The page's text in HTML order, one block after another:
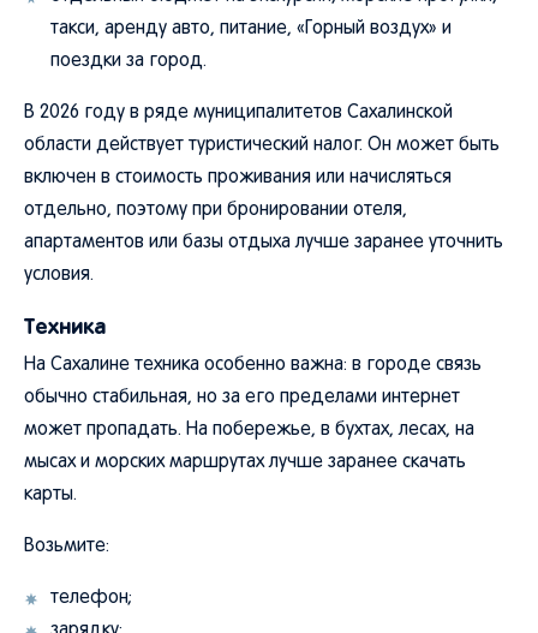
такси, аренду авто, питание, «Горный воздух» и
поездки за город.
В 2026 году в ряде муниципалитетов Сахалинской
области действует туристический налог. Он может быть
включен в стоимость проживания или начисляться
отдельно, поэтому при бронировании отеля,
апартаментов или базы отдыха лучше заранее уточнить
условия.
Техника
На Сахалине техника особенно важна: в городе связь
обычно стабильная, но за его пределами интернет
может пропадать. На побережье, в бухтах, лесах, на
мысах и морских маршрутах лучше заранее скачать
карты.
Возьмите:
телефон;